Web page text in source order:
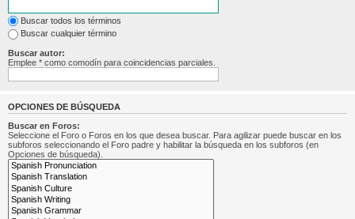
Buscar todos los términos
Buscar cualquier término
Buscar autor:
Emplee * como comodín para coincidencias parciales.
OPCIONES DE BÚSQUEDA
Buscar en Foros:
Seleccione el Foro o Foros en los que desea buscar. Para agilizar puede buscar en los
subforos seleccionando el Foro padre y habilitar la búsqueda en los subforos (en
Opciones de búsqueda).